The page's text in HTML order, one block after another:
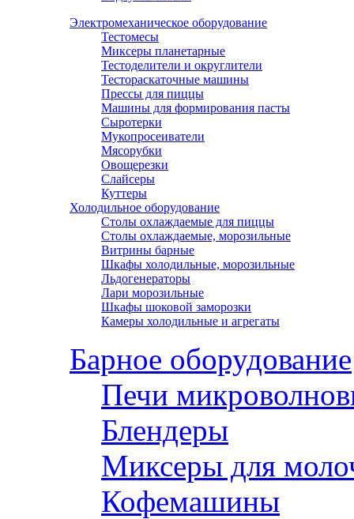
Электромеханическое оборудование
Тестомесы
Миксеры планетарные
Тестоделители и округлители
Тестораскаточные машины
Прессы для пиццы
Машины для формирования пасты
Сыротерки
Мукопросеиватели
Мясорубки
Овощерезки
Слайсеры
Куттеры
Холодильное оборудование
Столы охлаждаемые для пиццы
Столы охлаждаемые, морозильные
Витрины барные
Шкафы холодильные, морозильные
Льдогенераторы
Лари морозильные
Шкафы шоковой заморозки
Камеры холодильные и агрегаты
Барное оборудование
Печи
Блендеры
Миксеры для
Кофемашины